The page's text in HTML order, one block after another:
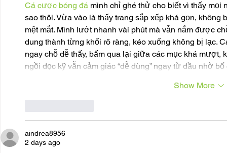
Cá cược bóng đá mình chỉ ghé thử cho biết vì thấy
sao thôi. Vừa vào là thấy trang sắp xếp khá gọn,
mệt mắt. Mình lướt nhanh vài phút mà vẫn nắm được
dung thành từng khối rõ ràng, kéo xuống không bị lạc.
ngay chỗ dễ thấy, bấm qua lại giữa các mục khá
ngồi đọc kỹ vẫn cảm giác “dễ dùng” ngay từ đầu nhờ
Show More
aindrea8956
2 days ago